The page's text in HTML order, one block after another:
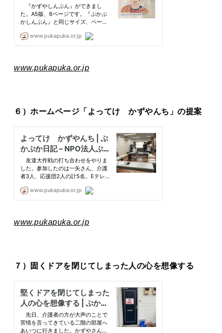
www.pukapuka.or.jp
６）ホームページ「よってけ かずやんち」の提案
www.pukapuka.or.jp
７）固くドアを閉じてしまった人の心を想像する